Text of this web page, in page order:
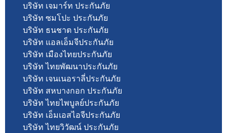
บริษัท เจมาร์ท ประกันภัย
บริษัท ซมโปะ ประกันภัย
บริษัท ธนชาต ประกันภัย
บริษัท แอลเอ็มจีประกันภัย
บริษัท เมืองไทยประกันภัย
บริษัท ไทยพัฒนาประกันภัย
บริษัท เจนเนอราลี่ประกันภัย
บริษัท สหบางกอก ประกันภัย
บริษัท ไทยไพบูลย์ประกันภัย
บริษัท เอ็มเอสไอจีประกันภัย
บริษัท ไทยวิวัฒน์ ประกันภัย